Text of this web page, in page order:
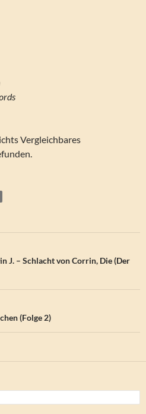
Vergleichbares
J. – Schlacht von Corrin, Die (Der
(Folge 2)